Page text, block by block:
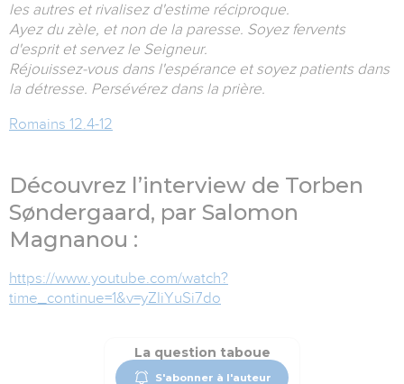
les autres et rivalisez d'estime réciproque.
Ayez du zèle, et non de la paresse. Soyez fervents
d'esprit et servez le Seigneur.
Réjouissez-vous dans l'espérance et soyez patients dans
la détresse. Persévérez dans la prière.
Romains 12.4-12
Découvrez l’interview de Torben
Søndergaard, par Salomon
Magnanou :
https://www.youtube.com/watch?
time_continue=1&v=yZIiYuSi7do
La question taboue
S'abonner à l'auteur